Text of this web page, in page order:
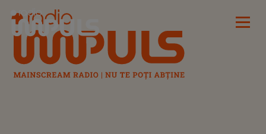
Radio Impuls